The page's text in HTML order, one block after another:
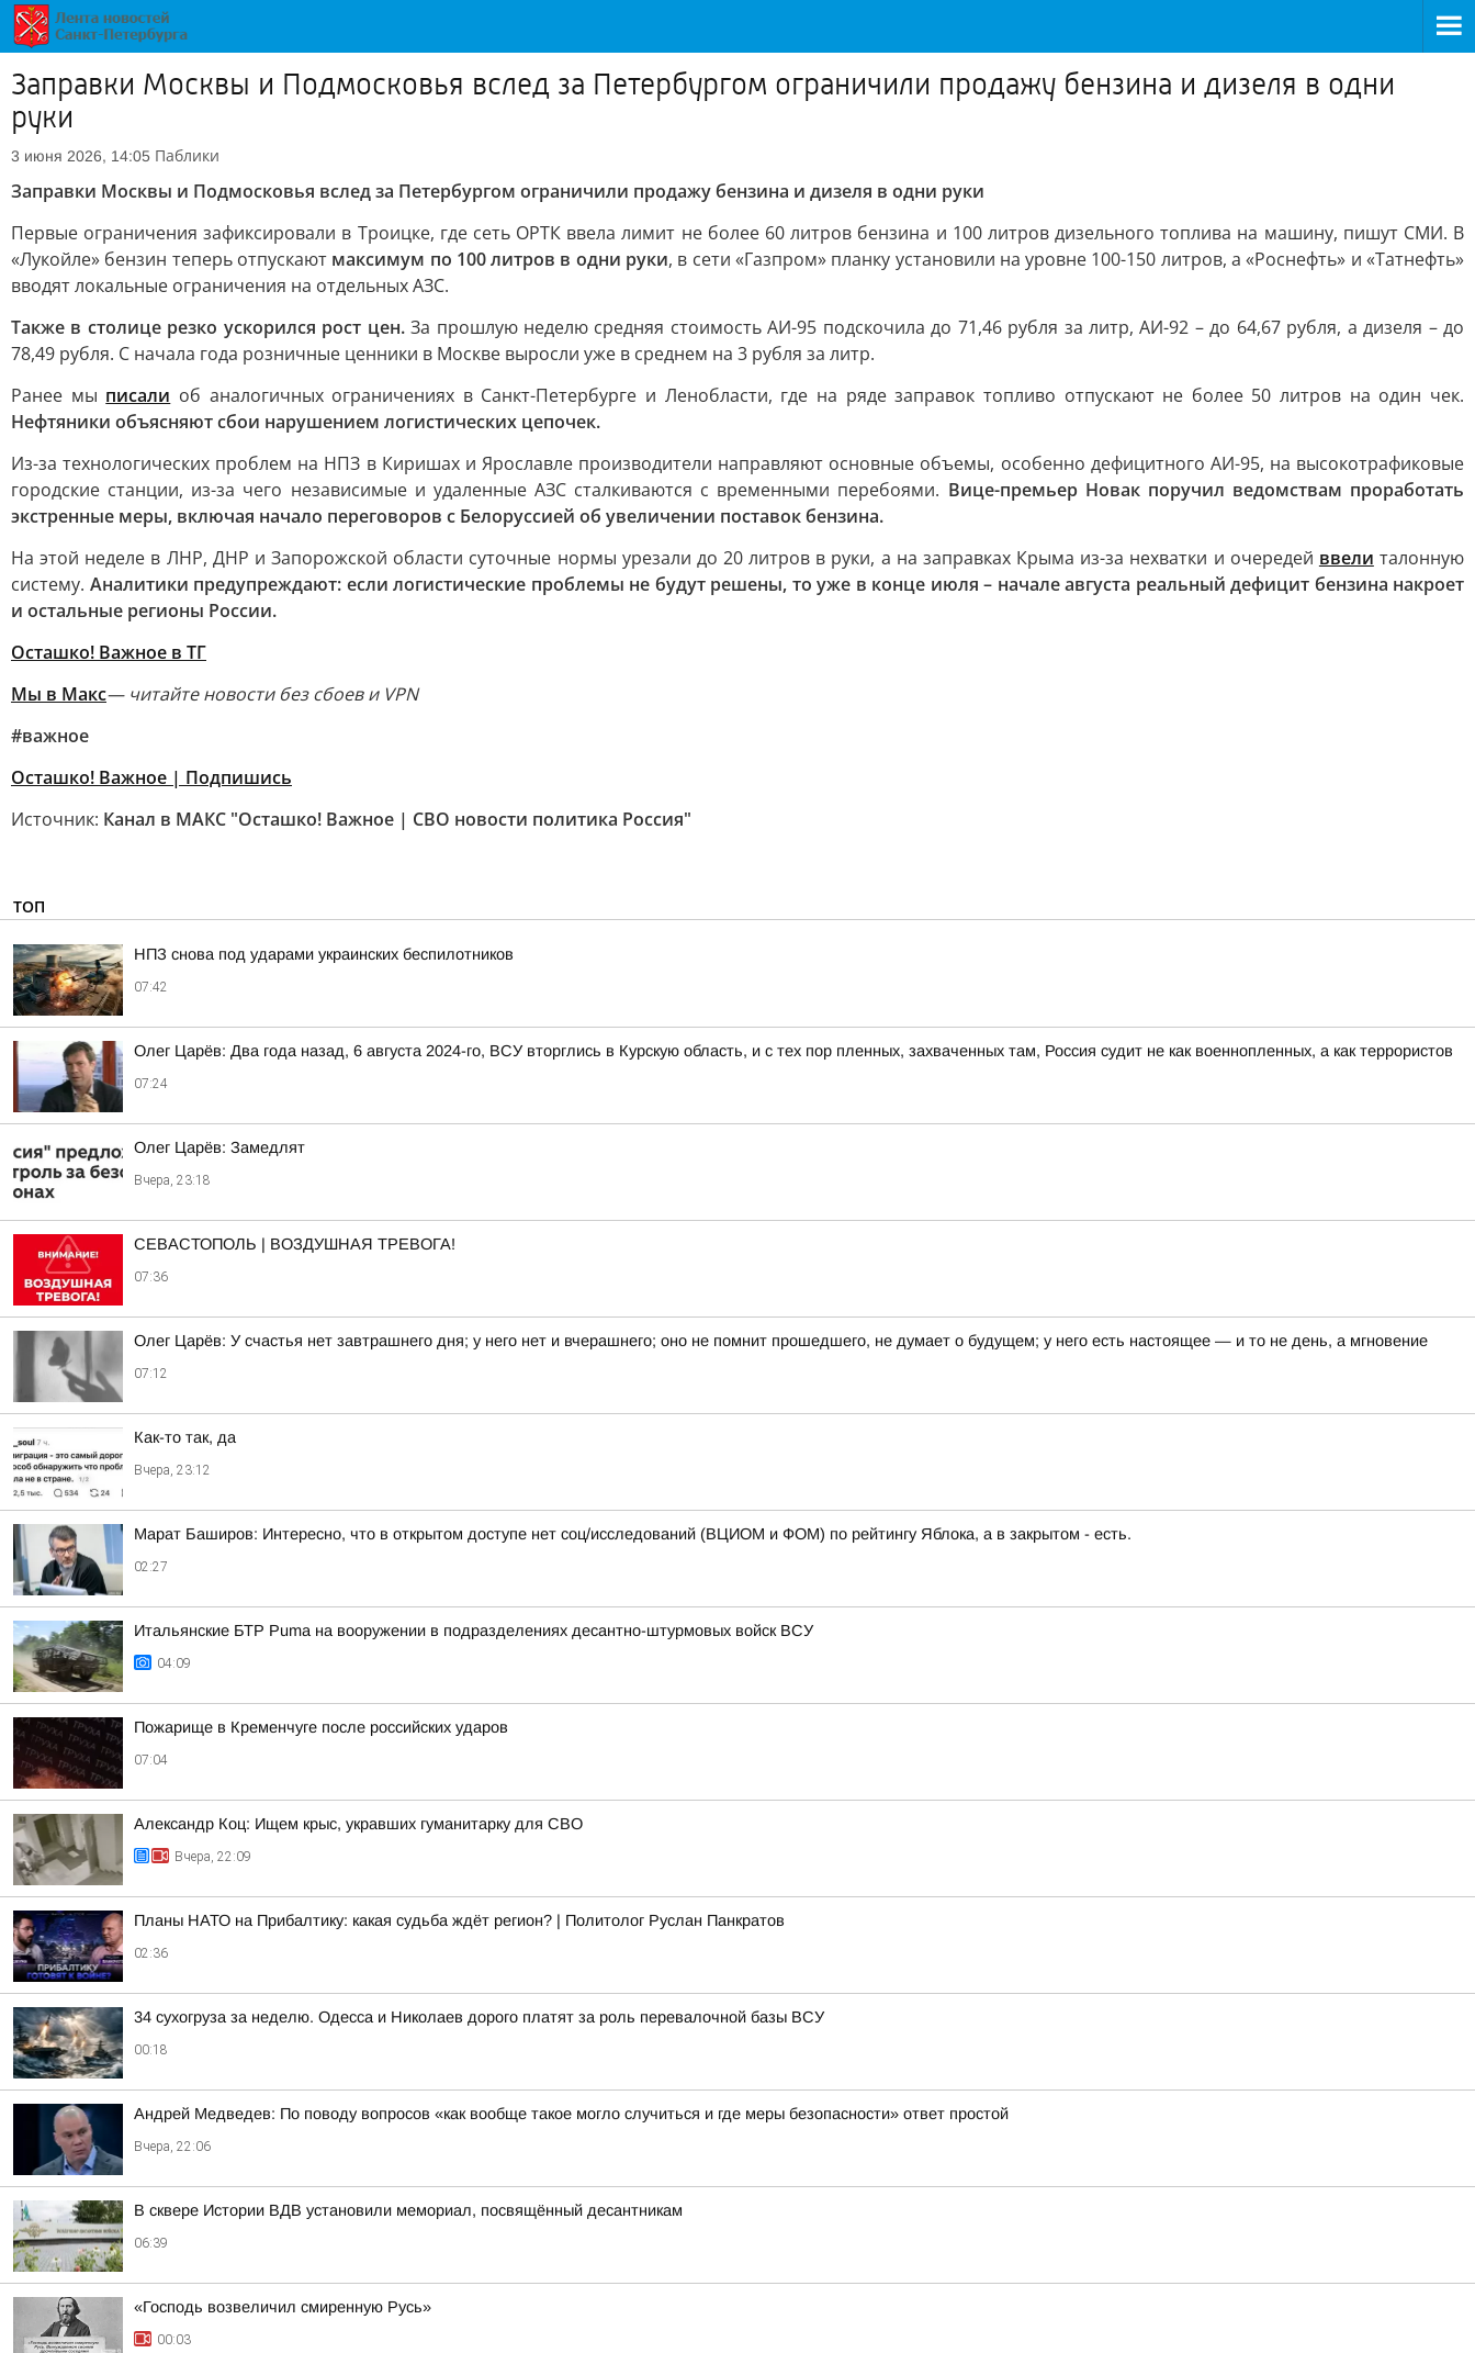
Заправки Москвы и Подмосковья вслед за Петербургом ограничили продажу бензина и дизеля в одни
руки
3 июня 2026, 14:05 Паблики
Заправки Москвы и Подмосковья вслед за Петербургом ограничили продажу бензина и дизеля в одни руки
Первые ограничения зафиксировали в Троицке, где сеть ОРТК ввела лимит не более 60 литров бензина и 100 литров дизельного топлива на машину, пишут СМИ. В
«Лукойле» бензин теперь отпускают максимум по 100 литров в одни руки, в сети «Газпром» планку установили на уровне 100-150 литров, а «Роснефть» и «Татнефть»
вводят локальные ограничения на отдельных АЗС.
Также в столице резко ускорился рост цен.За прошлую неделю средняя стоимость АИ-95 подскочила до 71,46 рубля за литр, АИ-92 – до 64,67 рубля, а дизеля – до
78,49 рубля. С начала года розничные ценники в Москве выросли уже в среднем на 3 рубля за литр.
Ранее мы писали об аналогичных ограничениях в Санкт-Петербурге и Ленобласти, где на ряде заправок топливо отпускают не более 50 литров на один чек.
Нефтяники объясняют сбои нарушением логистических цепочек.
Из-за технологических проблем на НПЗ в Киришах и Ярославле производители направляют основные объемы, особенно дефицитного АИ-95, на высокотрафиковые
городские станции, из-за чего независимые и удаленные АЗС сталкиваются с временными перебоями. Вице-премьер Новак поручил ведомствам проработать
экстренные меры, включая начало переговоров с Белоруссией об увеличении поставок бензина.
На этой неделе в ЛНР, ДНР и Запорожской области суточные нормы урезали до 20 литров в руки, а на заправках Крыма из-за нехватки и очередей ввели талонную
систему. Аналитики предупреждают: если логистические проблемы не будут решены, то уже в конце июля – начале августа реальный дефицит бензина накроет
и остальные регионы России.
Осташко! Важное в ТГ
Мы в Макс— читайте новости без сбоев и VPN
#важное
Осташко! Важное | Подпишись
Источник: Канал в МАКС "Осташко! Важное | СВО новости политика Россия"
ТОП
НПЗ снова под ударами украинских беспилотников
07:42
Олег Царёв: Два года назад, 6 августа 2024-го, ВСУ вторглись в Курскую область, и с тех пор пленных, захваченных там, Россия судит не как военнопленных, а как террористов
07:24
Олег Царёв: Замедлят
Вчера, 23:18
СЕВАСТОПОЛЬ | ВОЗДУШНАЯ ТРЕВОГА!
07:36
Олег Царёв: У счастья нет завтрашнего дня; у него нет и вчерашнего; оно не помнит прошедшего, не думает о будущем; у него есть настоящее — и то не день, а мгновение
07:12
Как-то так, да
Вчера, 23:12
Марат Баширов: Интересно, что в открытом доступе нет соц/исследований (ВЦИОМ и ФОМ) по рейтингу Яблока, а в закрытом - есть.
02:27
Итальянские БТР Puma на вооружении в подразделениях десантно-штурмовых войск ВСУ
04:09
Пожарище в Кременчуге после российских ударов
07:04
Александр Коц: Ищем крыс, укравших гуманитарку для СВО
Вчера, 22:09
Планы НАТО на Прибалтику: какая судьба ждёт регион? | Политолог Руслан Панкратов
02:36
34 сухогруза за неделю. Одесса и Николаев дорого платят за роль перевалочной базы ВСУ
00:18
Андрей Медведев: По поводу вопросов «как вообще такое могло случиться и где меры безопасности» ответ простой
Вчера, 22:06
В сквере Истории ВДВ установили мемориал, посвящённый десантникам
06:39
«Господь возвеличил смиренную Русь»
00:03